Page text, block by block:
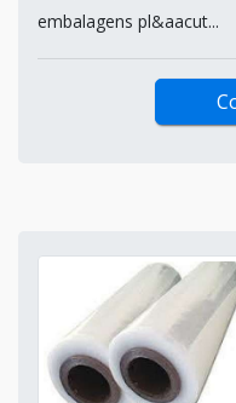
embalagens pl&aacut...